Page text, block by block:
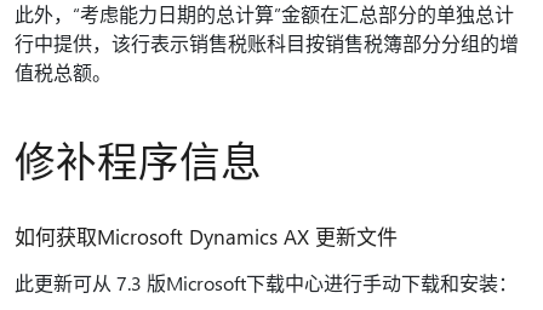
此外，“考虑能力日期的总计算”金额在汇总部分的单独总计
行中提供，该行表示销售税账科目按销售税簿部分分组的增
值税总额。
修补程序信息
如何获取Microsoft Dynamics AX 更新文件
此更新可从 7.3 版Microsoft下载中心进行手动下载和安装：